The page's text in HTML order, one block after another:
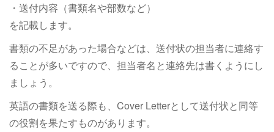
・送付内容（書類名や部数など）
を記載します。
書類の不足があった場合などは、送付状の担当者に連絡す
ることが多いですので、担当者名と連絡先は書くようにし
ましょう。
英語の書類を送る際も、Cover Letterとして送付状と同等
の役割を果たすものがあります。